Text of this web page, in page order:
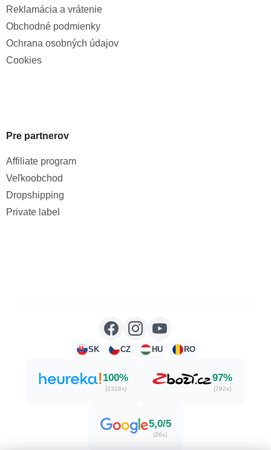
Reklamácia a vrátenie
Obchodné podmienky
Ochrana osobných údajov
Cookies
Pre partnerov
Affiliate program
Veľkoobchod
Dropshipping
Private label
SK CZ HU RO
100%
(2326x)
97%
(792x)
5,0/5
(26x)